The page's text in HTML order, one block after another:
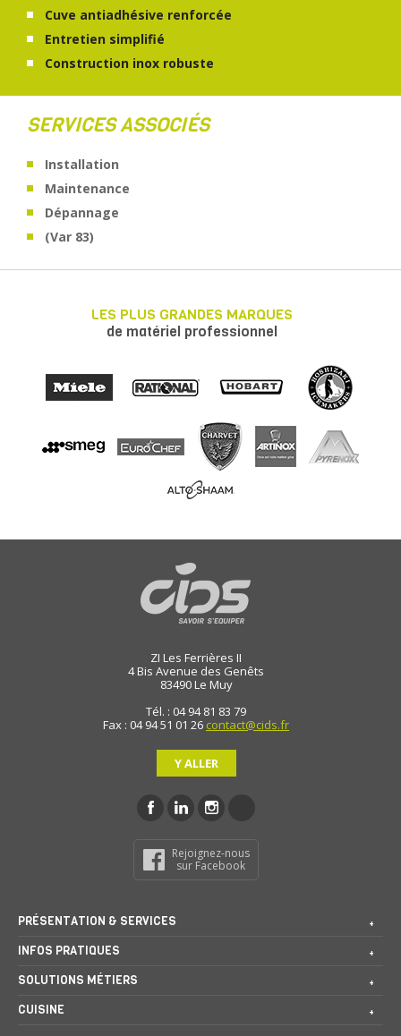
Cuve antiadhésive renforcée
Entretien simplifié
Construction inox robuste
SERVICES ASSOCIÉS
Installation
Maintenance
Dépannage
(Var 83)
LES PLUS GRANDES MARQUES
de matériel professionnel
ZI Les Ferrières II
4 Bis Avenue des Genêts
83490Le Muy
Tél. : 04 94 81 83 79
Fax : 04 94 51 01 26 contact@cids.fr
Y ALLER
Rejoignez-nous
sur Facebook
PRÉSENTATION & SERVICES
INFOS PRATIQUES
SOLUTIONS MÉTIERS
CUISINE